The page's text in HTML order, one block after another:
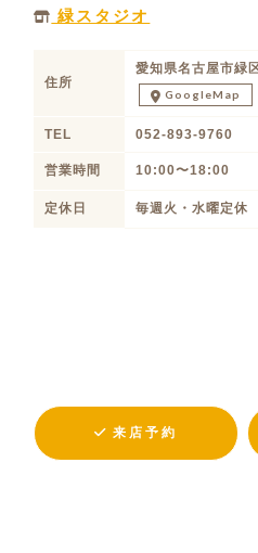
緑スタジオ
住所
愛知県名古屋市緑
GoogleMap
TEL 052-893-9760
営業時間 10:00〜18:00
定休日 毎週火・水曜定休
来店予約